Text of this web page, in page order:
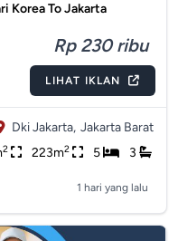
Korea To Jakarta
Rp 230 ribu
LIHAT IKLAN
Dki Jakarta, Jakarta Barat
2 223m2 5 3
1 hari yang lalu